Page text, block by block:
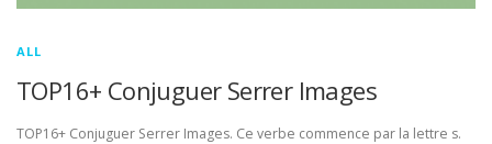
ALL
TOP16+ Conjuguer Serrer Images
TOP16+ Conjuguer Serrer Images. Ce verbe commence par la lettre s.